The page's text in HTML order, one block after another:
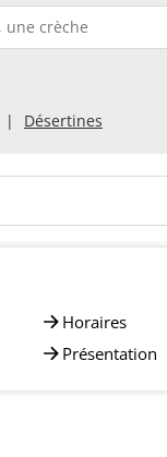
Désertines
Horaires
Présentation